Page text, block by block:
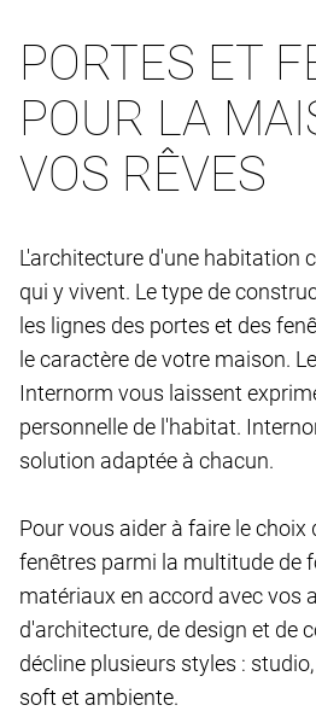
PORTES ET
POUR LA
VOS RÊVES
L'architecture d'une habitation
qui y vivent. Le type de
les lignes des portes et des
le caractère de votre maison.
Internorm vous laissent
personnelle de l'habitat.
solution adaptée à chacun.
Pour vous aider à faire le choix
fenêtres parmi la multitude de
matériaux en accord avec vos
d'architecture, de design et de
décline plusieurs styles :
soft et ambiente.